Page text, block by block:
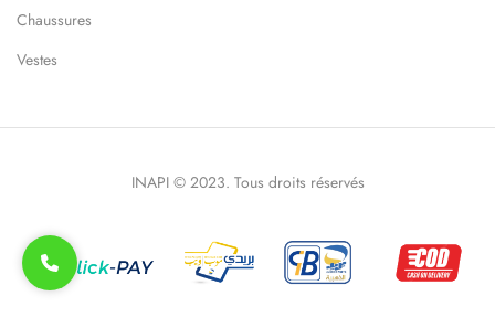
Chaussures
Vestes
INAPI © 2023. Tous droits réservés